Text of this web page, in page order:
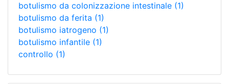
botulismo da colonizzazione intestinale (1)
botulismo da ferita (1)
botulismo iatrogeno (1)
botulismo infantile (1)
controllo (1)